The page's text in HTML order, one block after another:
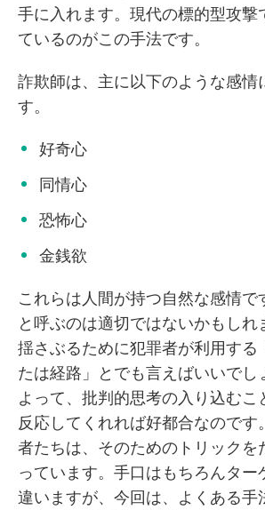
手に入れます。現代の標的型攻撃
ているのがこの手法です。
詐欺師は、主に以下のような感情
す。
好奇心
同情心
恐怖心
金銭欲
これらは人間が持つ自然な感情で
と呼ぶのは適切ではないかもしれ
揺さぶるために犯罪者が利用する
たは経路」とでも言えばいいでし
よって、批判的思考の入り込むこ
反応してくれれば好都合なのです
者たちは、そのためのトリックを
っています。手口はもちろんター
違いますが、今回は、よくある手